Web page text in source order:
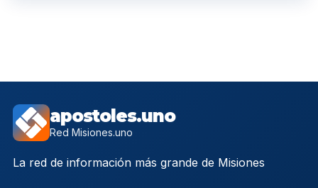
apostoles.uno
Red Misiones.uno
La red de información más grande de Misiones